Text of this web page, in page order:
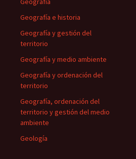
Geografía e historia
Geografía y gestión del
territorio
Geografía y medio ambiente
Geografía y ordenación del
territorio
Geografía, ordenación del
territorio y gestión del medio
ambiente
Geología